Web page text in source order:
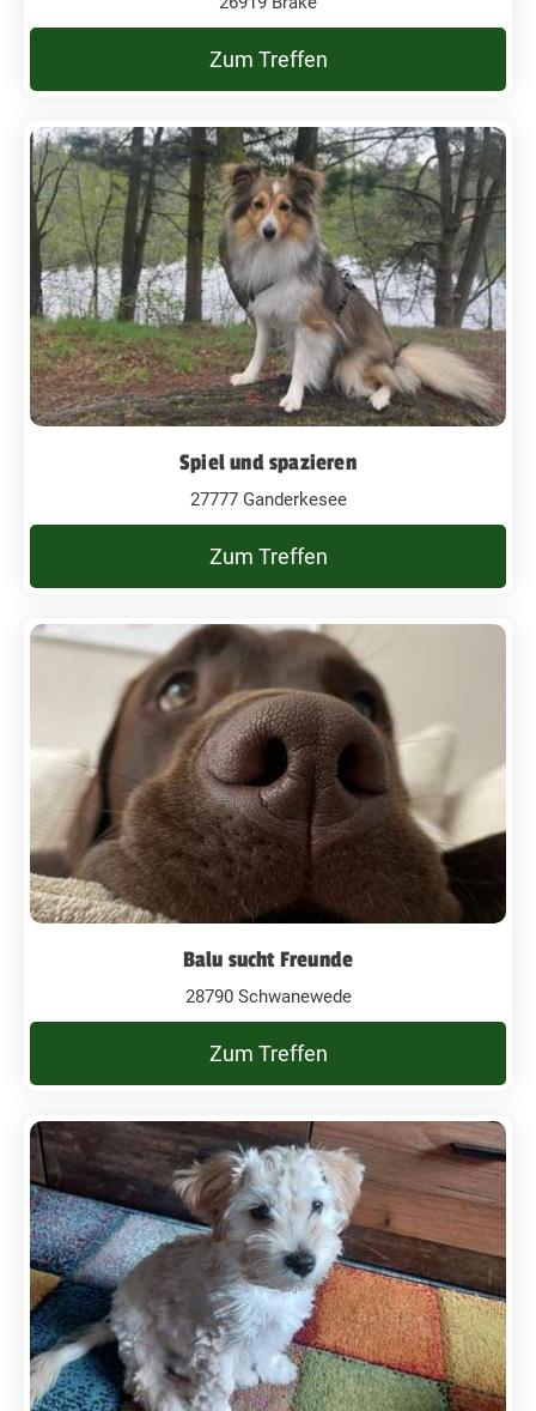
Zum Treffen
Spiel und spazieren
27777 Ganderkesee
Zum Treffen
Balu sucht Freunde
28790 Schwanewede
Zum Treffen